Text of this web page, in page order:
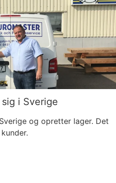
i Sverige
og opretter lager. Det